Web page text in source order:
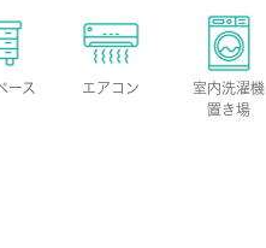
ース エアコン
室内洗濯機
置き場